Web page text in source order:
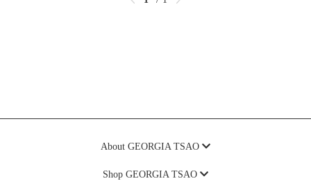
About GEORGIA TSAO
Shop GEORGIA TSAO